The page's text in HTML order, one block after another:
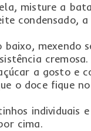
misture a
condensado,
baixo, mexendo
cremosa.
a gosto e
o doce fique
individuais
cima.